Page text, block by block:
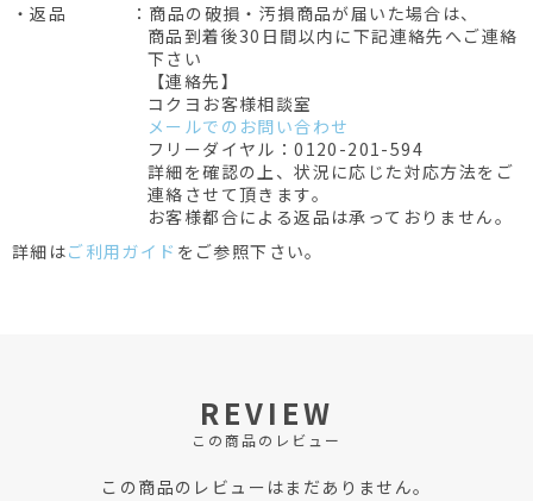
・返品
：商品の破損・汚損商品が届いた場合は、
商品到着後30日間以内に下記連絡先へご連絡
下さい
【連絡先】
コクヨお客様相談室
メールでのお問い合わせ
フリーダイヤル：0120-201-594
詳細を確認の上、状況に応じた対応方法をご
連絡させて頂きます。
お客様都合による返品は承っておりません。
詳細はご利用ガイド をご参照下さい。
REVIEW
この商品のレビュー
この商品のレビューはまだありません。